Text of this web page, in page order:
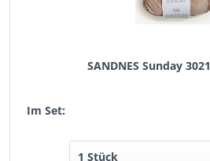
SANDNES Sunday
Im Set: